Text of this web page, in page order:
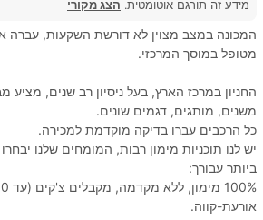
מידע זה תורגם אוטומטית. הצג מקורי
המכונה במצב מצוין לא דורשת השקעות, עברה
מטופל במוסך המרכזי.
החניון במרכז הארץ, בעל ניסיון רב שנים, מציע
משנים, מותגים, דגמים שונים.
כל הרכבים עברו בדיקה מוקדמת למכירה.
יש לנו תוכניות מימון רבות, המומחים שלנו
ביותר עבורך:
אורעת-קווה.